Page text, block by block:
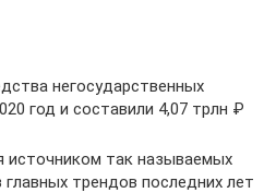
негосударственных
год и составили 4,07 трлн ₽
так называемых
трендов последних лет